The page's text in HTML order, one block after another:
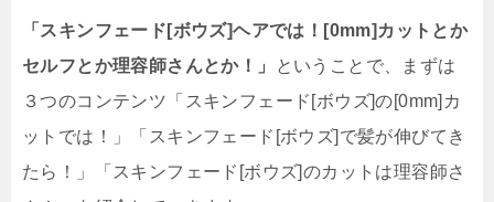
「スキンフェード[ボウズ]ヘアでは！[0mm]カットとか
セルフとか理容師さんとか！」
ということで、まずは
３つのコンテンツ「スキンフェード[ボウズ]の[0mm]カ
ットでは！」「スキンフェード[ボウズ]で髪が伸びてき
たら！」「スキンフェード[ボウズ]のカットは理容師さ